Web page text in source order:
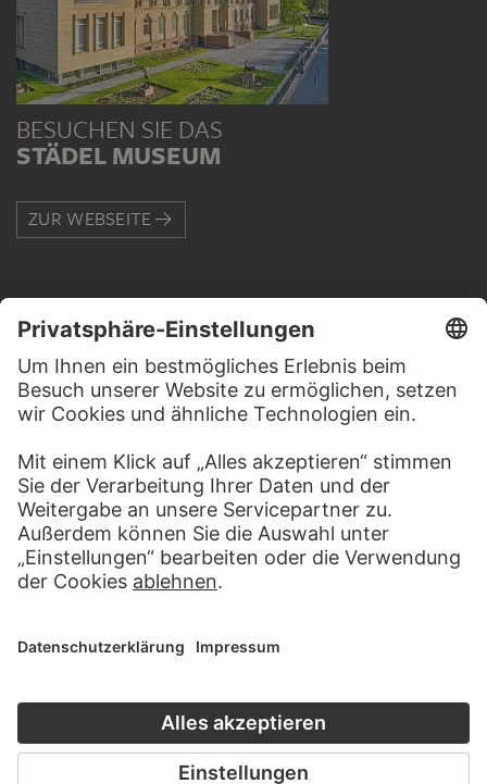
BESUCHEN SIE DAS
STÄDEL MUSEUM
ZUR WEBSEITE
KONTAKT
Haben Sie Anregungen, Fragen oder Informationen zu
SCHREIBEN SIE UNS
PERMALINK
LETZTE AKTUALISIERUNG